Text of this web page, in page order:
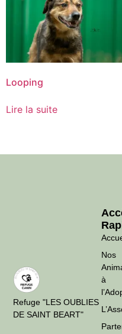
Looping
Lire la suite
Refuge "LES OUBLIES
DE SAINT BEART"
Nos
à